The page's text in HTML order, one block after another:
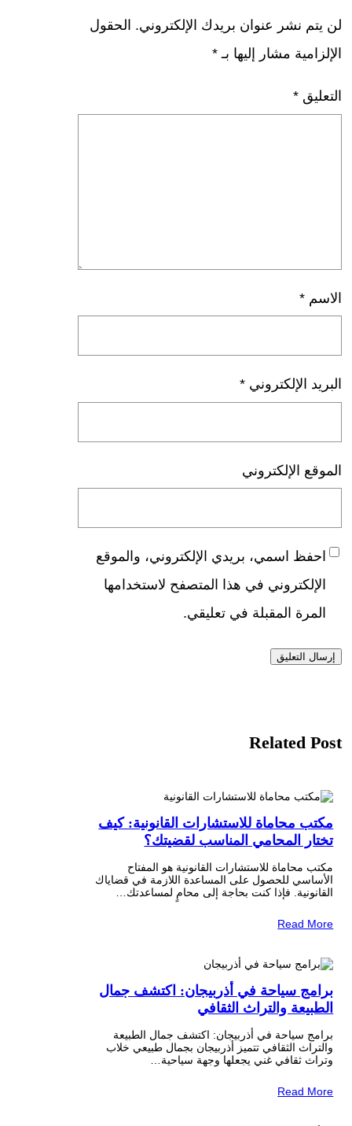
لن يتم نشر عنوان بريدك الإلكتروني. الحقول
الإلزامية مشار إليها بـ *
التعليق *
الاسم *
البريد الإلكتروني *
الموقع الإلكتروني
احفظ اسمي، بريدي الإلكتروني، والموقع
الإلكتروني في هذا المتصفح لاستخدامها
المرة المقبلة في تعليقي.
Related Post
مكتب محاماة للاستشارات القانونية: كيف
تختار المحامي المناسب لقضيتك؟
مكتب محاماة للاستشارات القانونية هو المفتاح
الأساسي للحصول على المساعدة اللازمة في قضاياك
القانونية. فإذا كنت بحاجة إلى محامٍ لمساعدتك…
Read More
برامج سياحة في أذربيجان: اكتشف جمال
الطبيعة والتراث الثقافي
برامج سياحة في أذربيجان: اكتشف جمال الطبيعة
والتراث الثقافي تتميز أذربيجان بجمال طبيعي خلاب
وتراث ثقافي غني يجعلها وجهة سياحية…
Read More